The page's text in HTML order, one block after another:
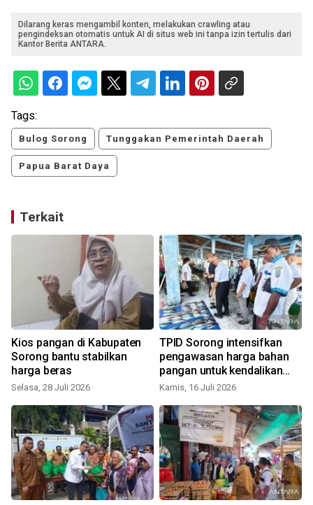
Dilarang keras mengambil konten, melakukan crawling atau
pengindeksan otomatis untuk AI di situs web ini tanpa izin tertulis dari
Kantor Berita ANTARA.
Tags:
Bulog Sorong Tunggakan Pemerintah Daerah
Papua Barat Daya
Terkait
Kios pangan di Kabupaten
Sorong bantu stabilkan
harga beras
Selasa, 28 Juli 2026
TPID Sorong intensifkan
pengawasan harga bahan
pangan untuk kendalikan
inflasi
Kamis, 16 Juli 2026